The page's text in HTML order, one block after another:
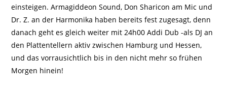
einsteigen. Armagiddeon Sound, Don Sharicon am Mic und
Dr. Z. an der Harmonika haben bereits fest zugesagt, denn
danach geht es gleich weiter mit 24h00 Addi Dub -als DJ an
den Plattentellern aktiv zwischen Hamburg und Hessen,
und das vorrausichtlich bis in den nicht mehr so frühen
Morgen hinein!